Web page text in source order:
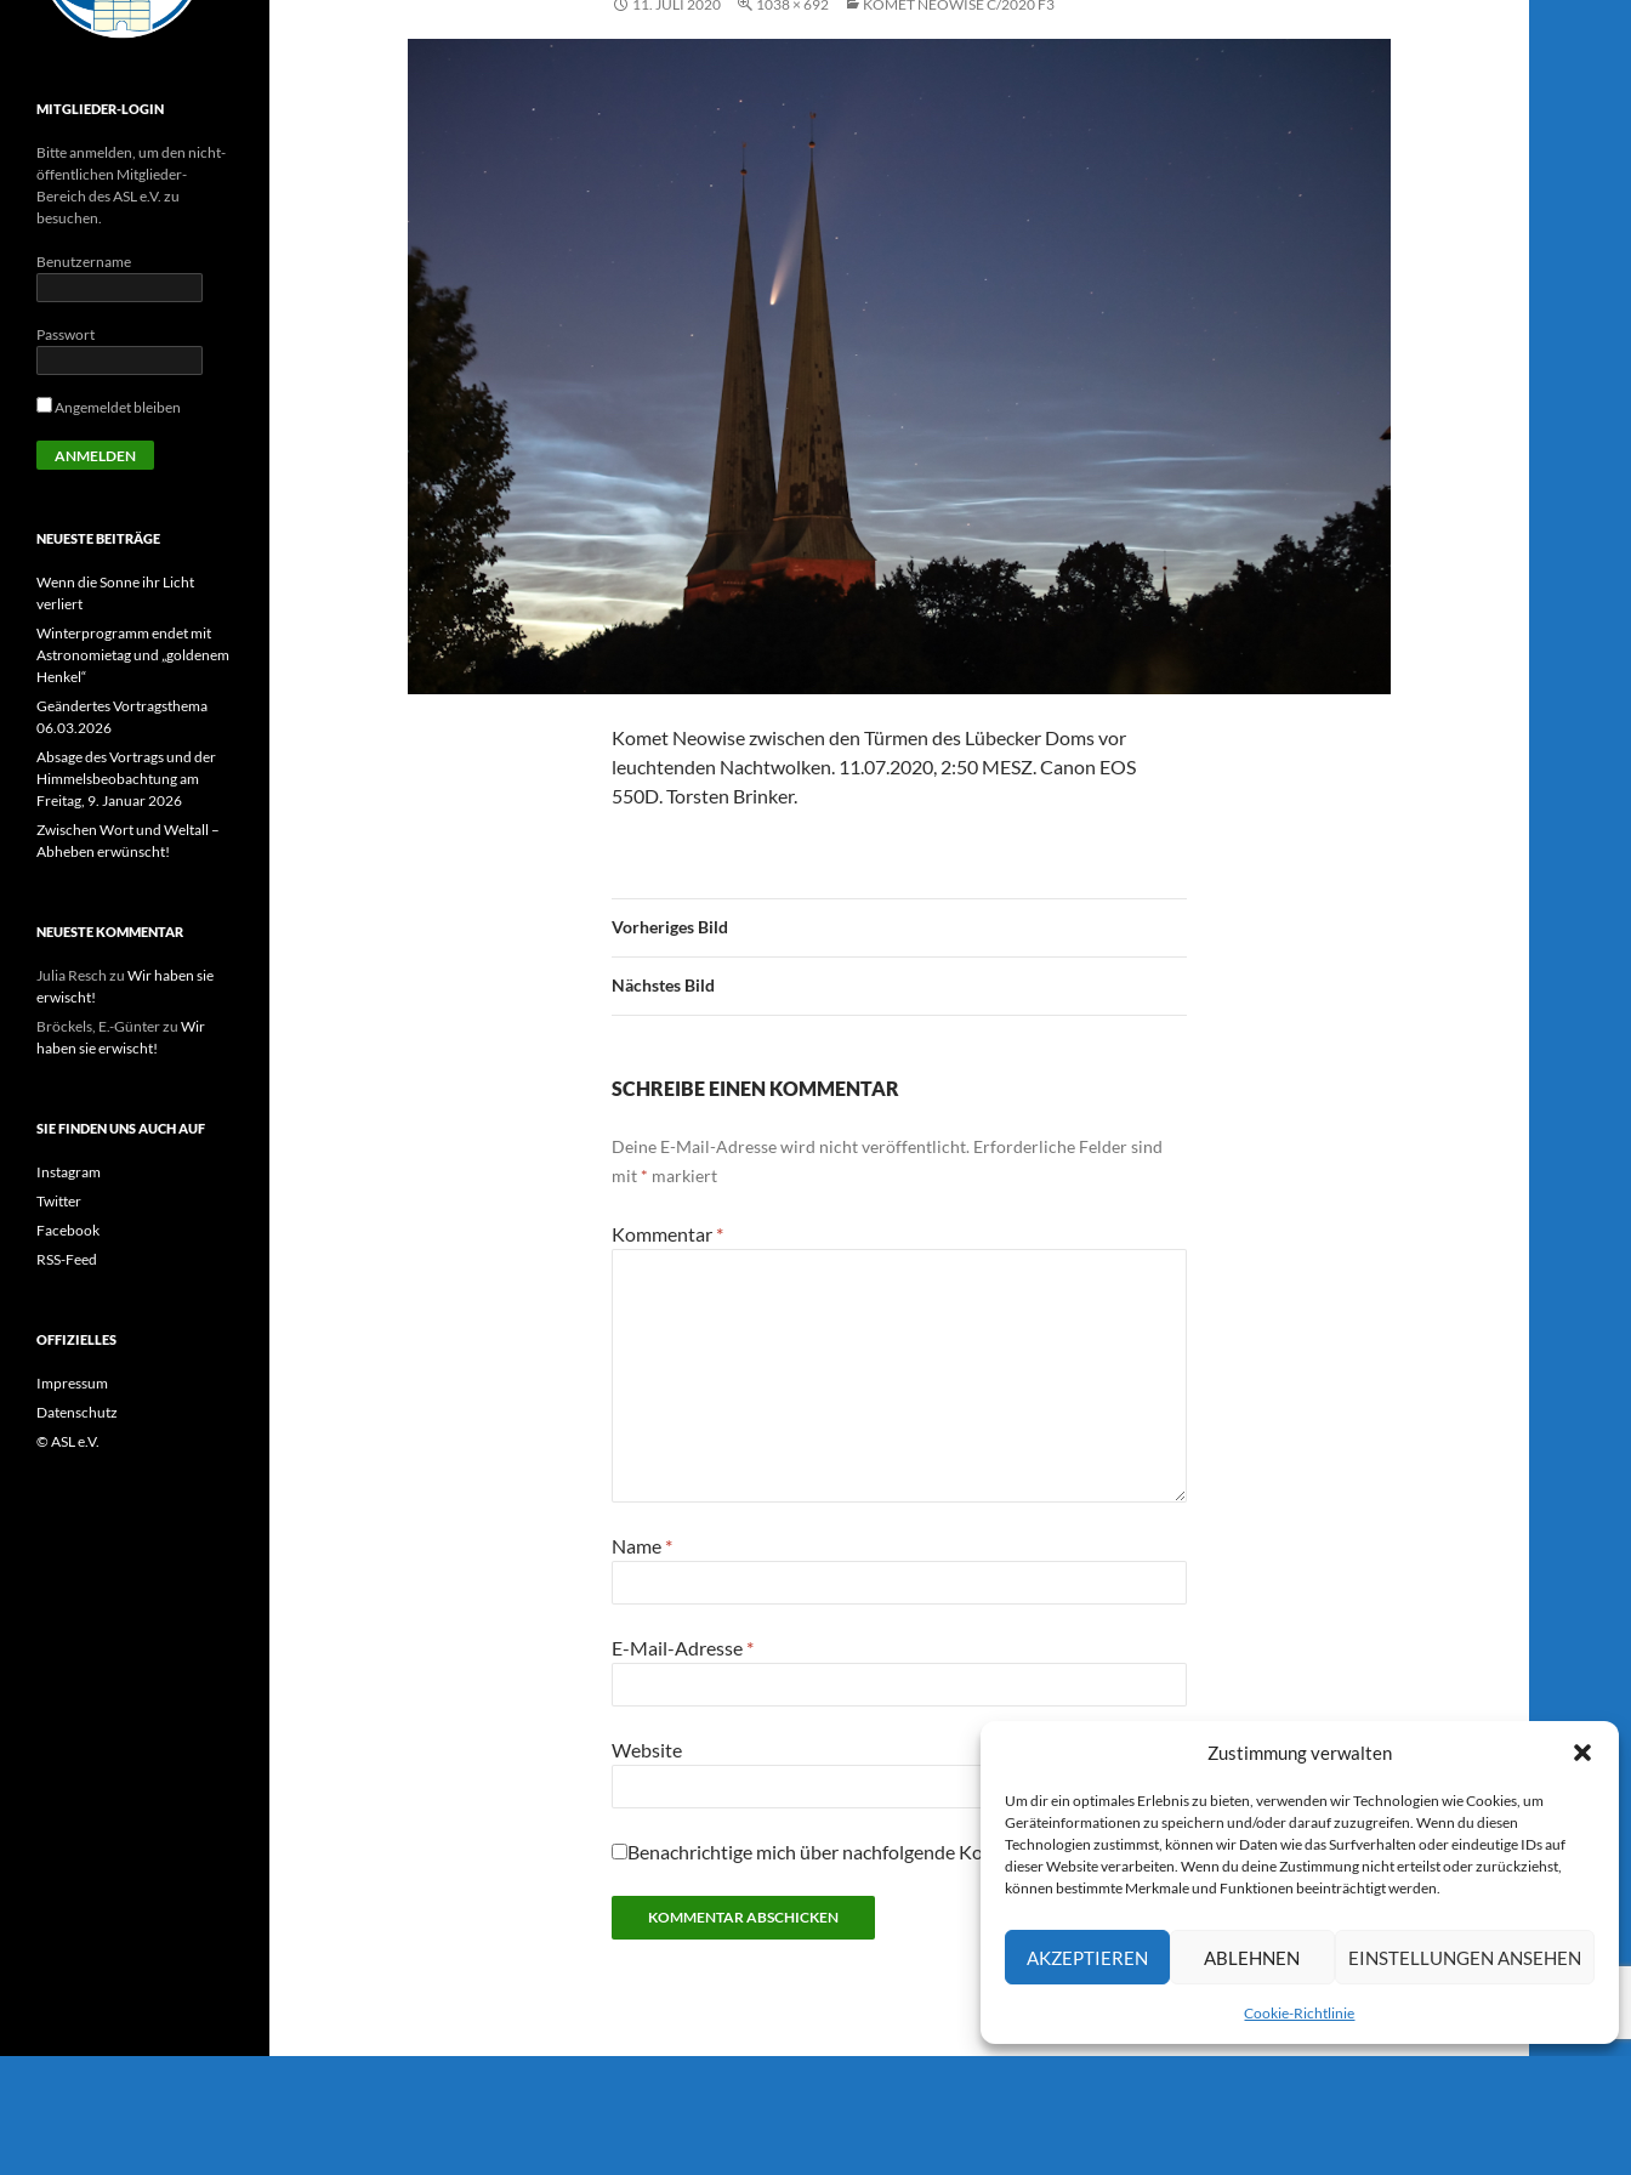
Zustimmung verwalten
Um dir ein optimales Erlebnis zu bieten, verwenden wir Technologien wie Cookies, um
Geräteinformationen zu speichern und/oder darauf zuzugreifen. Wenn du diesen
Technologien zustimmst, können wir Daten wie das Surfverhalten oder eindeutige IDs auf
dieser Website verarbeiten. Wenn du deine Zustimmung nicht erteilst oder zurückziehst,
können bestimmte Merkmale und Funktionen beeinträchtigt werden.
AKZEPTIEREN ABLEHNEN EINSTELLUNGEN ANSEHEN
Cookie-Richtlinie
11. JULI 2020 1038 × 692 KOMET NEOWISE C/2020 F3
Komet Neowise zwischen den Türmen des Lübecker Doms vor
leuchtenden Nachtwolken. 11.07.2020, 2:50 MESZ. Canon EOS
550D. Torsten Brinker.
Vorheriges Bild
Nächstes Bild
SCHREIBE EINEN KOMMENTAR
Deine E-Mail-Adresse wird nicht veröffentlicht. Erforderliche Felder sind
mit * markiert
Kommentar *
Name *
E-Mail-Adresse *
Website
Benachrichtige mich über nachfolgende Kommentare per E-Mail.
MITGLIEDER-LOGIN
Bitte anmelden, um den nicht-
öffentlichen Mitglieder-
Bereich des ASL e.V. zu
besuchen.
Benutzername
Passwort
Angemeldet bleiben
NEUESTE BEITRÄGE
Wenn die Sonne ihr Licht
verliert
Winterprogramm endet mit
Astronomietag und „goldenem
Henkel“
Geändertes Vortragsthema
06.03.2026
Absage des Vortrags und der
Himmelsbeobachtung am
Freitag, 9. Januar 2026
Zwischen Wort und Weltall –
Abheben erwünscht!
NEUESTE KOMMENTAR
Julia Resch zu Wir haben sie
erwischt!
Bröckels, E.-Günterzu Wir
haben sie erwischt!
SIE FINDEN UNS AUCH AUF
Instagram
Twitter
Facebook
RSS-Feed
OFFIZIELLES
Impressum
Datenschutz
© ASL e.V.